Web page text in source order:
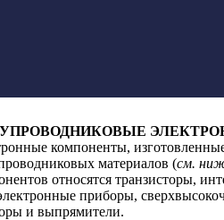
компоненты,
материалов (см.
относятся транзисторы,
приборы,
и выпрямители.